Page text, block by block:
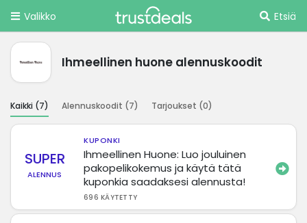
Valikko Etsiä
Ihmeellinen huone alennuskoodit
Kaikki (7) Alennuskoodit (7) Tarjoukset (0)
SUPER
ALENNUS
KUPONKI
Ihmeellinen Huone: Luo jouluinen
pakopelikokemus ja käytä tätä
kuponkia saadaksesi alennusta!
696 KÄYTETTY